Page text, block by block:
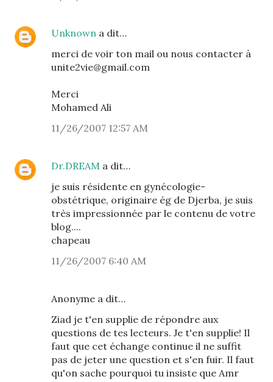
Unknown a dit…
merci de voir ton mail ou nous contacter à
unite2vie@gmail.com
Merci
Mohamed Ali
11/26/2007 12:57 AM
Dr.DREAM a dit…
je suis résidente en gynécologie-
obstétrique, originaire ég de Djerba, je suis
très impressionnée par le contenu de votre
blog....
chapeau
11/26/2007 6:40 AM
Anonyme a dit…
Ziad je t'en supplie de répondre aux
questions de tes lecteurs. Je t'en supplie! Il
faut que cet échange continue il ne suffit
pas de jeter une question et s'en fuir. Il faut
qu'on sache pourquoi tu insiste que Amr